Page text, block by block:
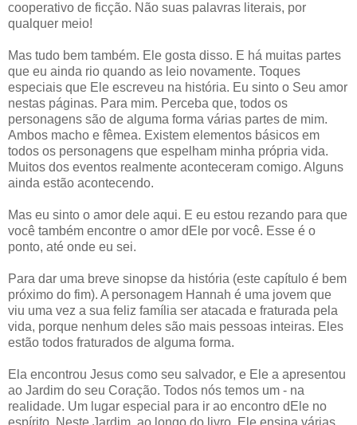
cooperativo de ficção. Não suas palavras literais, por
qualquer meio!
Mas tudo bem também. Ele gosta disso. E há muitas partes
que eu ainda rio quando as leio novamente. Toques
especiais que Ele escreveu na história. Eu sinto o Seu amor
nestas páginas. Para mim. Perceba que, todos os
personagens são de alguma forma várias partes de mim.
Ambos macho e fêmea. Existem elementos básicos em
todos os personagens que espelham minha própria vida.
Muitos dos eventos realmente aconteceram comigo. Alguns
ainda estão acontecendo.
Mas eu sinto o amor dele aqui. E eu estou rezando para que
você também encontre o amor dEle por você. Esse é o
ponto, até onde eu sei.
Para dar uma breve sinopse da história (este capítulo é bem
próximo do fim). A personagem Hannah é uma jovem que
viu uma vez a sua feliz família ser atacada e fraturada pela
vida, porque nenhum deles são mais pessoas inteiras. Eles
estão todos fraturados de alguma forma.
Ela encontrou Jesus como seu salvador, e Ele a apresentou
ao Jardim do seu Coração. Todos nós temos um - na
realidade. Um lugar especial para ir ao encontro dEle no